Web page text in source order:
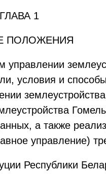
ГЛАВА 1
ПОЛОЖЕНИЯ
условия и
а также
управление)
Республики